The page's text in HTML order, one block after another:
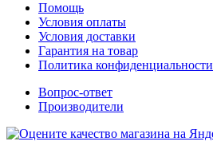
Помощь
Условия оплаты
Условия доставки
Гарантия на товар
Политика конфиденциальности
Вопрос-ответ
Производители